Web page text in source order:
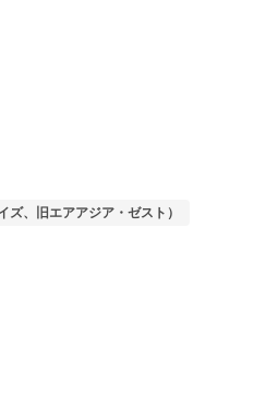
、旧エアアジア・ゼスト）